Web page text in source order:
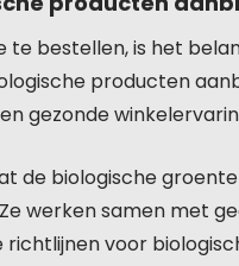
te bestellen, is het
producten
gezonde
de biologische
werken samen met
voor